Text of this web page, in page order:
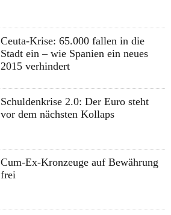
Ceuta-Krise: 65.000 fallen in die
Stadt ein – wie Spanien ein neues
2015 verhindert
Schuldenkrise 2.0: Der Euro steht
vor dem nächsten Kollaps
Cum-Ex-Kronzeuge auf Bewährung
frei